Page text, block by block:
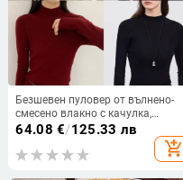
Безшевен пуловер от вълнено-
смесено влакно с качулка,
полувисока яка, тесен силует,
64.08 €/125.33 лв
add_shopping_cart